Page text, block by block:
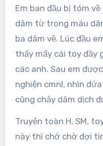
Em ban đầu bị tóm
dâm từ trong máu
ba dâm về. Lúc đầu
thấy mấy cái toy đầy
các anh. Sau em
nghiện cmnl, nhìn
cũng chảy dâm dịch
Truyện toàn H, SM,
này thì chớ chờ đợi